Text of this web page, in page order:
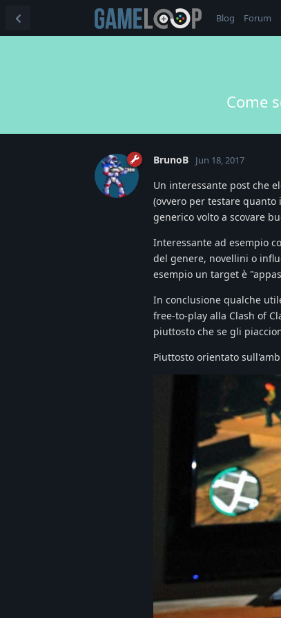
Blog Forum
Come
BrunoB Jun 18, 2017
Un interessante post che
(ovvero per testare
generico volto a scovare
Interessante ad esempio
del genere, novellini o
esempio un target è
In conclusione qualche
free-to-play alla Clash of
piuttosto che se gli
Piuttosto orientato